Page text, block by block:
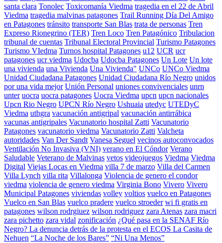
santa clara Tonolec Toxicomanía Viedma tragedia en el 22 de Abril
Viedma tragedia malvinas patagones Trail Running Día Del Amigo
en Patagones tránsito transporte San Blas trata de personas Tren
Expreso Rionegrino (TER) Tren Loco Tren Patagónico Tribulacion
tribunal de cuentas Tribunal Electoral Provincial Turismo Patagones
Turismo VIedma Turnos hospital Patagones u12 UCR ucr
patagones ucr viedma Udocba Udocba Patagones Un Lote Un lote
una vivienda una Vivienda Una Vivienda" UNCo UNCo Viedma
Unidad Ciudadana Patagones Unidad Ciudadana Río Negro unidos
por una vida mejor Unión Personal uniones convivenciales unrn
unter uocra uocra patagones Uocra Viedma upcn upcn nacionales
Upcn Rio Negro UPCN Río Negro Ushuaia utedyc UTEDyC
Viedma uthgra vacunación antigripal vacunación antirrábica
vacunas antigripales Vacunatorio hospital Zatti Vacunatorio
Patagones vacunatorio viedma Vacunatorio Zatti Valcheta
autoridades Van Der Sandt Vanesa Seguel vecinos autoconvocados
Ventilación No Invasiva (VNI) verano en El Cóndor Verano
Saludable Veterano de Malvinas vetos videojuegos Viedma Viedma
Digital Viejas Locas en Viedma villa 7 de marzo Villa del Carmen
Villa Lynch villa rita Villalonga Violencia de genero el condor
viedma violencia de genero viedma Virginia Bono Vivero Vivero
Municipal Patagones viviendas volley voltios vuelco en Patagones
Vuelco en San Blas vuelco pradere vuelco stroeder wi fi gratis en
patagones wilson rodrgiuez wilson rodriguez zara Atenas zara macri
zara pichetto zara vidal zonificación ¿Qué pasa en la SENAF Río
Negro? La denuncia detrás de la protesta en el ECOS La Casita de
Nehuen “La Noche de los Bares” “Ni Una Menos”